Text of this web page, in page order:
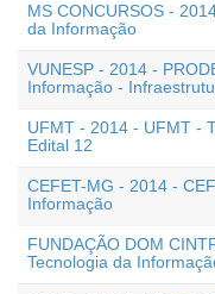
MS CONCURSOS -
da Informação
VUNESP - 2014 -
Informação -
UFMT - 2014 - UFMT -
Edital 12
CEFET-MG - 2014 -
Informação
FUNDAÇÃO DOM
Tecnologia da